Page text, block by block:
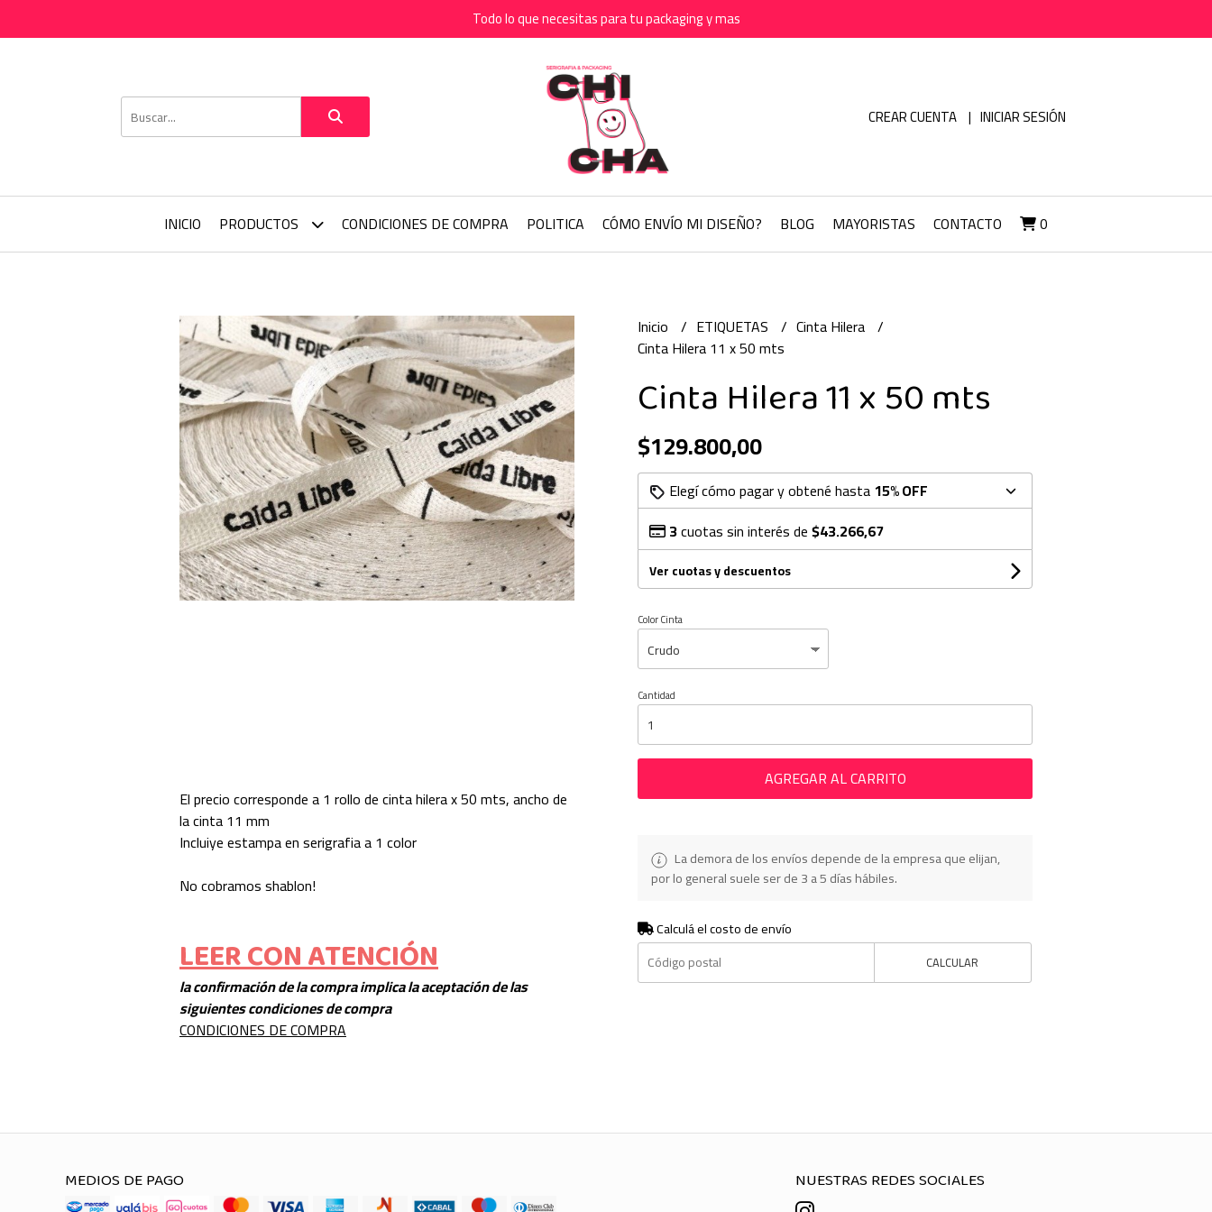
Todo lo que necesitas para tu packaging y mas
CREAR CUENTA INICIAR SESIÓN
INICIO PRODUCTOS CONDICIONES DE COMPRA POLITICA CÓMO ENVÍO MI DISEÑO? BLOG MAYORISTAS CONTACTO 0
El precio corresponde a 1 rollo de cinta hilera x 50 mts, ancho de
la cinta 11 mm
Incluiye estampa en serigrafia a 1 color
No cobramos shablon!
LEER CON ATENCIÓN
la confirmación de la compra implica la aceptación de las
siguientes condiciones de compra
CONDICIONES DE COMPRA
Inicio ETIQUETAS
Cinta Hilera
Cinta Hilera 11 x 50 mts
Cinta Hilera 11 x 50 mts
$129.800,00
Elegí cómo pagar y obtené hasta 15% OFF
3cuotas sin interés de$43.266,67
Ver cuotas y descuentos
Color Cinta
Cantidad
AGREGAR AL CARRITO
La demora de los envíos depende de la empresa que elijan,
por lo general suele ser de 3 a 5 días hábiles.
Calculá el costo de envío
CALCULAR
MEDIOS DE PAGO NUESTRAS REDES SOCIALES